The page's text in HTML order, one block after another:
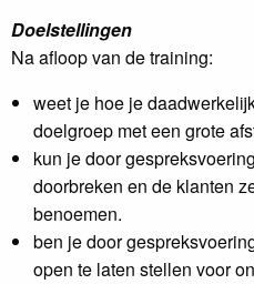
Doelstellingen
Na afloop van de training:
weet je hoe je
doelgroep met een grote
kun je door
doorbreken en de klanten
benoemen.
ben je door
open te laten stellen voor